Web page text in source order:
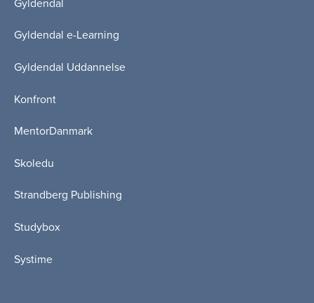
Gyldendal
Gyldendal e-Learning
Gyldendal Uddannelse
Konfront
MentorDanmark
Skoledu
Strandberg Publishing
Studybox
Systime